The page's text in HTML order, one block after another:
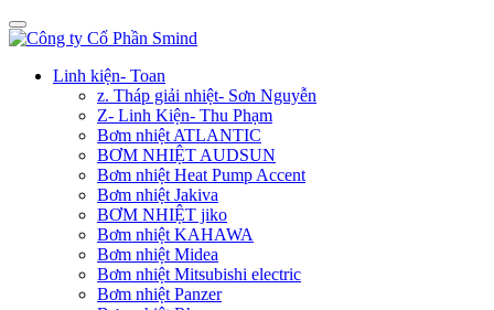
Linh kiện- Toan
z. Tháp giải nhiệt- Sơn Nguyễn
Z- Linh Kiện- Thu Phạm
Bơm nhiệt ATLANTIC
BƠM NHIỆT AUDSUN
Bơm nhiệt Heat Pump Accent
Bơm nhiệt Jakiva
BƠM NHIỆT jiko
Bơm nhiệt KAHAWA
Bơm nhiệt Midea
Bơm nhiệt Mitsubishi electric
Bơm nhiệt Panzer